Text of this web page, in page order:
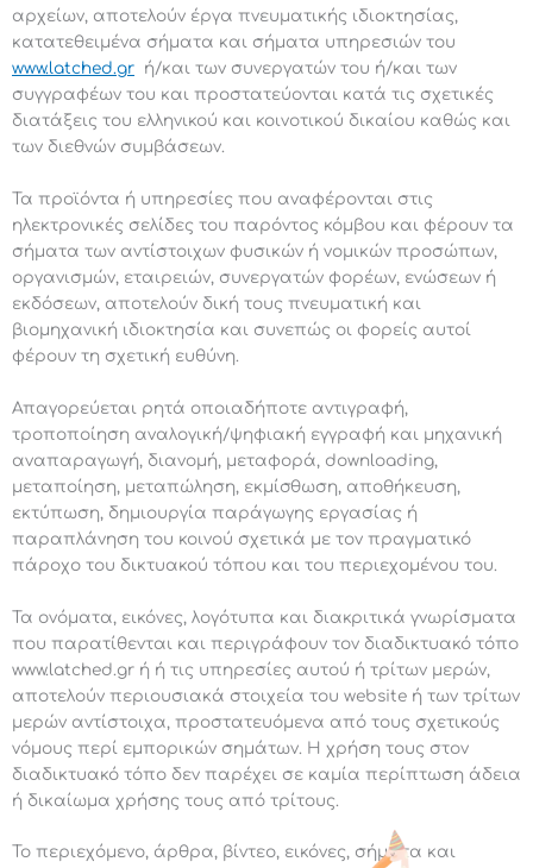
αρχείων, αποτελούν έργα πνευματικής ιδιοκτησίας,
κατατεθειμένα σήματα και σήματα υπηρεσιών του
www.latched.gr ή/και των συνεργατών του ή/και των
συγγραφέων του και προστατεύονται κατά τις σχετικές
διατάξεις του ελληνικού και κοινοτικού δικαίου καθώς και
των διεθνών συμβάσεων.
Τα προϊόντα ή υπηρεσίες που αναφέρονται στις
ηλεκτρονικές σελίδες του παρόντος κόμβου και φέρουν τα
σήματα των αντίστοιχων φυσικών ή νομικών προσώπων,
οργανισμών, εταιρειών, συνεργατών φορέων, ενώσεων ή
εκδόσεων, αποτελούν δική τους πνευματική και
βιομηχανική ιδιοκτησία και συνεπώς οι φορείς αυτοί
φέρουν τη σχετική ευθύνη.
Απαγορεύεται ρητά οποιαδήποτε αντιγραφή,
τροποποίηση αναλογική/ψηφιακή εγγραφή και μηχανική
αναπαραγωγή, διανομή, μεταφορά, downloading,
μεταποίηση, μεταπώληση, εκμίσθωση, αποθήκευση,
εκτύπωση, δημιουργία παράγωγης εργασίας ή
παραπλάνηση του κοινού σχετικά με τον πραγματικό
πάροχο του δικτυακού τόπου και του περιεχομένου του.
Τα ονόματα, εικόνες, λογότυπα και διακριτικά γνωρίσματα
που παρατίθενται και περιγράφουν τον διαδικτυακό τόπο
www.latched.gr ή ή τις υπηρεσίες αυτού ή τρίτων μερών,
αποτελούν περιουσιακά στοιχεία του website ή των τρίτων
μερών αντίστοιχα, προστατευόμενα από τους σχετικούς
νόμους περί εμπορικών σημάτων. Η χρήση τους στον
διαδικτυακό τόπο δεν παρέχει σε καμία περίπτωση άδεια
ή δικαίωμα χρήσης τους από τρίτους.
Το περιεχόμενο, άρθρα, βίντεο, εικόνες, σήματα και